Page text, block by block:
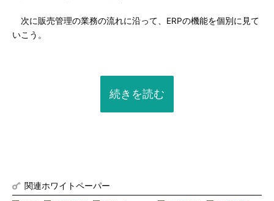
次に販売管理の業務の流れに沿って、ERPの機能を個別に見て
いこう。
続きを読む
関連ホワイトペーパー